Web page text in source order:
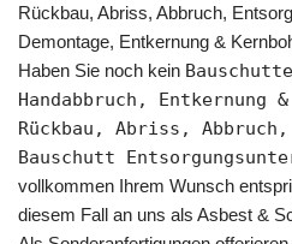
Rückbau, Abriss, Abbruch,
Demontage, Entkernung &
Haben Sie noch kein
Handabbruch, Entkernung
Rückbau, Abriss,
Bauschutt
vollkommen Ihrem Wunsch
diesem Fall an uns als Asbest &